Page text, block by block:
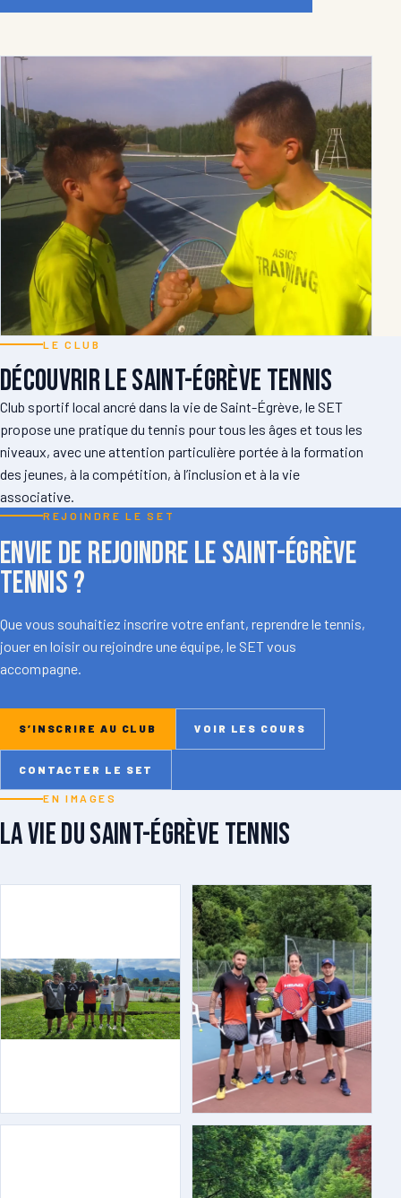
LE CLUB
Découvrir le Saint-Égrève Tennis
Club sportif local ancré dans la vie de Saint-Égrève, le SET
propose une pratique du tennis pour tous les âges et tous les
niveaux, avec une attention particulière portée à la formation
des jeunes, à la compétition, à l’inclusion et à la vie
associative.
REJOINDRE LE SET
Envie de rejoindre le Saint-Égrève
Tennis ?
Que vous souhaitiez inscrire votre enfant, reprendre le tennis,
jouer en loisir ou rejoindre une équipe, le SET vous
accompagne.
S’INSCRIRE AU CLUB VOIR LES COURS
CONTACTER LE SET
EN IMAGES
La vie du Saint-Égrève Tennis